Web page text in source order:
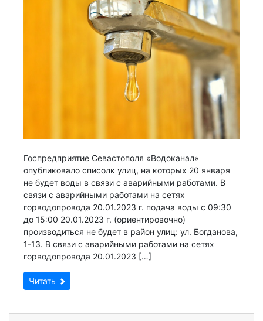
Госпредприятие Севастополя «Водоканал»
опубликовало списолк улиц, на которых 20 января
не будет воды в связи с аварийными работами. В
связи с аварийными работами на сетях
горводопровода 20.01.2023 г. подача воды c 09:30
до 15:00 20.01.2023 г. (ориентировочно)
производиться не будет в район улиц: ул. Богданова,
1-13. В связи с аварийными работами на сетях
горводопровода 20.01.2023 […]
Читать